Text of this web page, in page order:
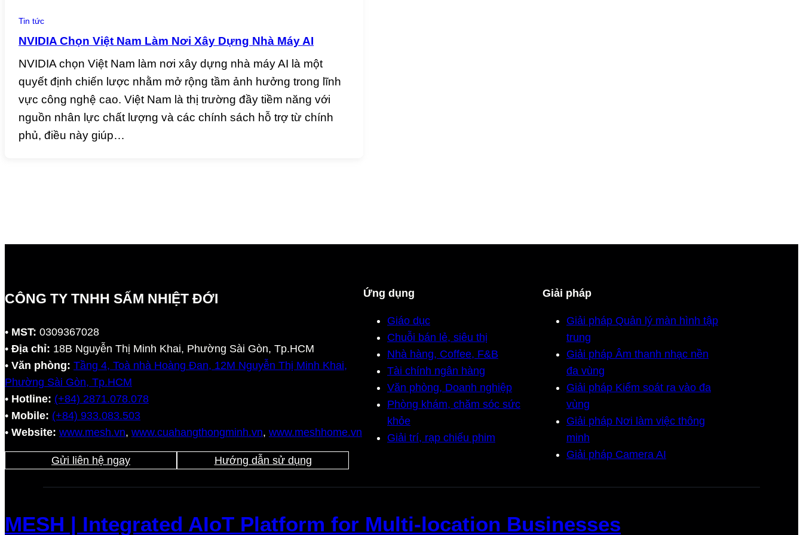
Tin tức
NVIDIA Chọn Việt Nam Làm Nơi Xây Dựng Nhà Máy AI
NVIDIA chọn Việt Nam làm nơi xây dựng nhà máy AI là một
quyết định chiến lược nhằm mở rộng tầm ảnh hưởng trong lĩnh
vực công nghệ cao. Việt Nam là thị trường đầy tiềm năng với
nguồn nhân lực chất lượng và các chính sách hỗ trợ từ chính
phủ, điều này giúp…
CÔNG TY TNHH SẤM NHIỆT ĐỚI
• MST: 0309367028
• Địa chỉ: 18B Nguyễn Thị Minh Khai, Phường Sài Gòn, Tp.HCM
• Văn phòng: Tầng 4, Toà nhà Hoàng Đan, 12M Nguyễn Thị Minh Khai,
Phường Sài Gòn, Tp.HCM
• Hotline: (+84) 2871.078.078
• Mobile: (+84) 933.083.503
• Website: www.mesh.vn, www.cuahangthongminh.vn, www.meshhome.vn
Gửi liên hệ ngay Hướng dẫn sử dụng
Ứng dụng
Giáo dục
Chuỗi bán lẻ, siêu thị
Nhà hàng, Coffee, F&B
Tài chính ngân hàng
Văn phòng, Doanh nghiệp
Phòng khám, chăm sóc sức
khỏe
Giải trí, rạp chiếu phim
Giải pháp
Giải pháp Quản lý màn hình tập
trung
Giải pháp Âm thanh nhạc nền
đa vùng
Giải pháp Kiểm soát ra vào đa
vùng
Giải pháp Nơi làm việc thông
minh
Giải pháp Camera AI
MESH | Integrated AIoT Platform for Multi-location Businesses